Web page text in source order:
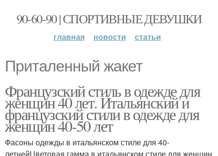
90-60-90 | СПОРТИВНЫЕ ДЕВУШКИ
главная новости статьи
Приталенный жакет
Французский стиль в одежде для
женщин 40 лет. Итальянский и
французский стили в одежде для
женщин 40-50 лет
Фасоны одежды в итальянском стиле для 40-